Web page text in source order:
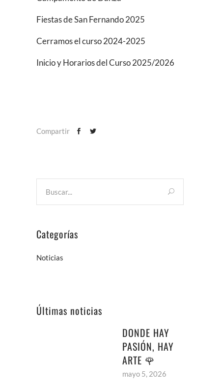
Fiestas de San Fernando 2025
Cerramos el curso 2024-2025
Inicio y Horarios del Curso 2025/2026
Compartir
Categorías
Noticias
Últimas noticias
DONDE HAY
PASIÓN, HAY
ARTE 🌹
mayo 5, 2026